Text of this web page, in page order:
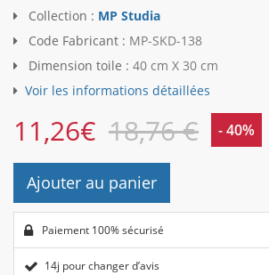
Collection : MP Studia
Code Fabricant : MP-SKD-138
Dimension toile : 40 cm X 30 cm
Voir les informations détaillées
11,26€ 18,76 € - 40%
Ajouter au panier
Paiement 100% sécurisé
14j pour changer d’avis